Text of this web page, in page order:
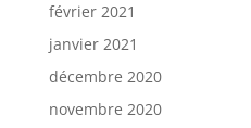
février 2021
janvier 2021
décembre 2020
novembre 2020